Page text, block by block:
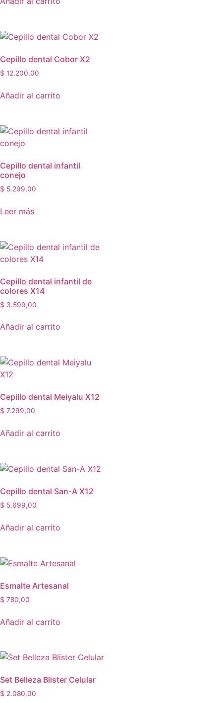
Cepillo dental Cobor X2
$ 12.200,00
Añadir al carrito
Cepillo dental infantil
conejo
$ 5.299,00
Leer más
Cepillo dental infantil de
colores X14
$ 3.599,00
Añadir al carrito
Cepillo dental Meiyalu X12
$ 7.299,00
Añadir al carrito
Cepillo dental San-A X12
$ 5.699,00
Añadir al carrito
Esmalte Artesanal
$ 780,00
Añadir al carrito
Set Belleza Blister Celular
$ 2.080,00